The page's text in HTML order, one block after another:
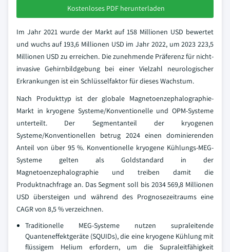
Kostenloses PDF herunterladen
Im Jahr 2021 wurde der Markt auf 158 Millionen USD bewertet
und wuchs auf 193,6 Millionen USD im Jahr 2022, um 2023 223,5
Millionen USD zu erreichen. Die zunehmende Präferenz für nicht-
invasive Gehirnbildgebung bei einer Vielzahl neurologischer
Erkrankungen ist ein Schlüsselfaktor für dieses Wachstum.
Nach Produkttyp ist der globale Magnetoenzephalographie-
Markt in kryogene Systeme/Konventionelle und OPM-Systeme
unterteilt. Der Segmentanteil der kryogenen
Systeme/Konventionellen betrug 2024 einen dominierenden
Anteil von über 95 %. Konventionelle kryogene Kühlungs-MEG-
Systeme gelten als Goldstandard in der
Magnetoenzephalographie und treiben damit die
Produktnachfrage an. Das Segment soll bis 2034 569,8 Millionen
USD übersteigen und während des Prognosezeitraums eine
CAGR von 8,5 % verzeichnen.
Traditionelle MEG-Systeme nutzen supraleitende
Quanteneffektgeräte (SQUIDs), die eine kryogene Kühlung mit
flüssigem Helium erfordern, um die Supraleitfähigkeit